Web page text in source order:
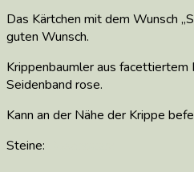
Das Kärtchen mit dem Wunsch
guten Wunsch.
Krippenbaumler aus facettiertem
Seidenband rose.
Kann an der Nähe der Krippe
Steine: